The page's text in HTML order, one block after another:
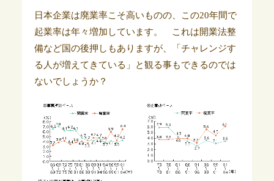
日本企業は廃業率こそ高いものの、この20年間で
起業率は年々増加しています。 これは開業法整
備など国の後押しもありますが、「チャレンジす
る人が増えてきている」と観る事もできるのでは
ないでしょうか？